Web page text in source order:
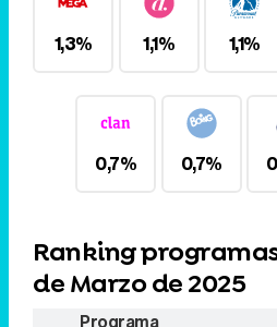
1,3% 1,1% 1,1%
0,7% 0,7%
Ranking programas
de Marzo de 2025
Programa